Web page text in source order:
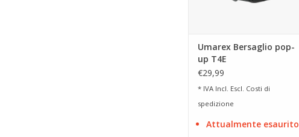
Umarex Bersaglio pop-
up T4E
€29,99
* IVA Incl. Escl. Costi di
spedizione
Attualmente esaurito